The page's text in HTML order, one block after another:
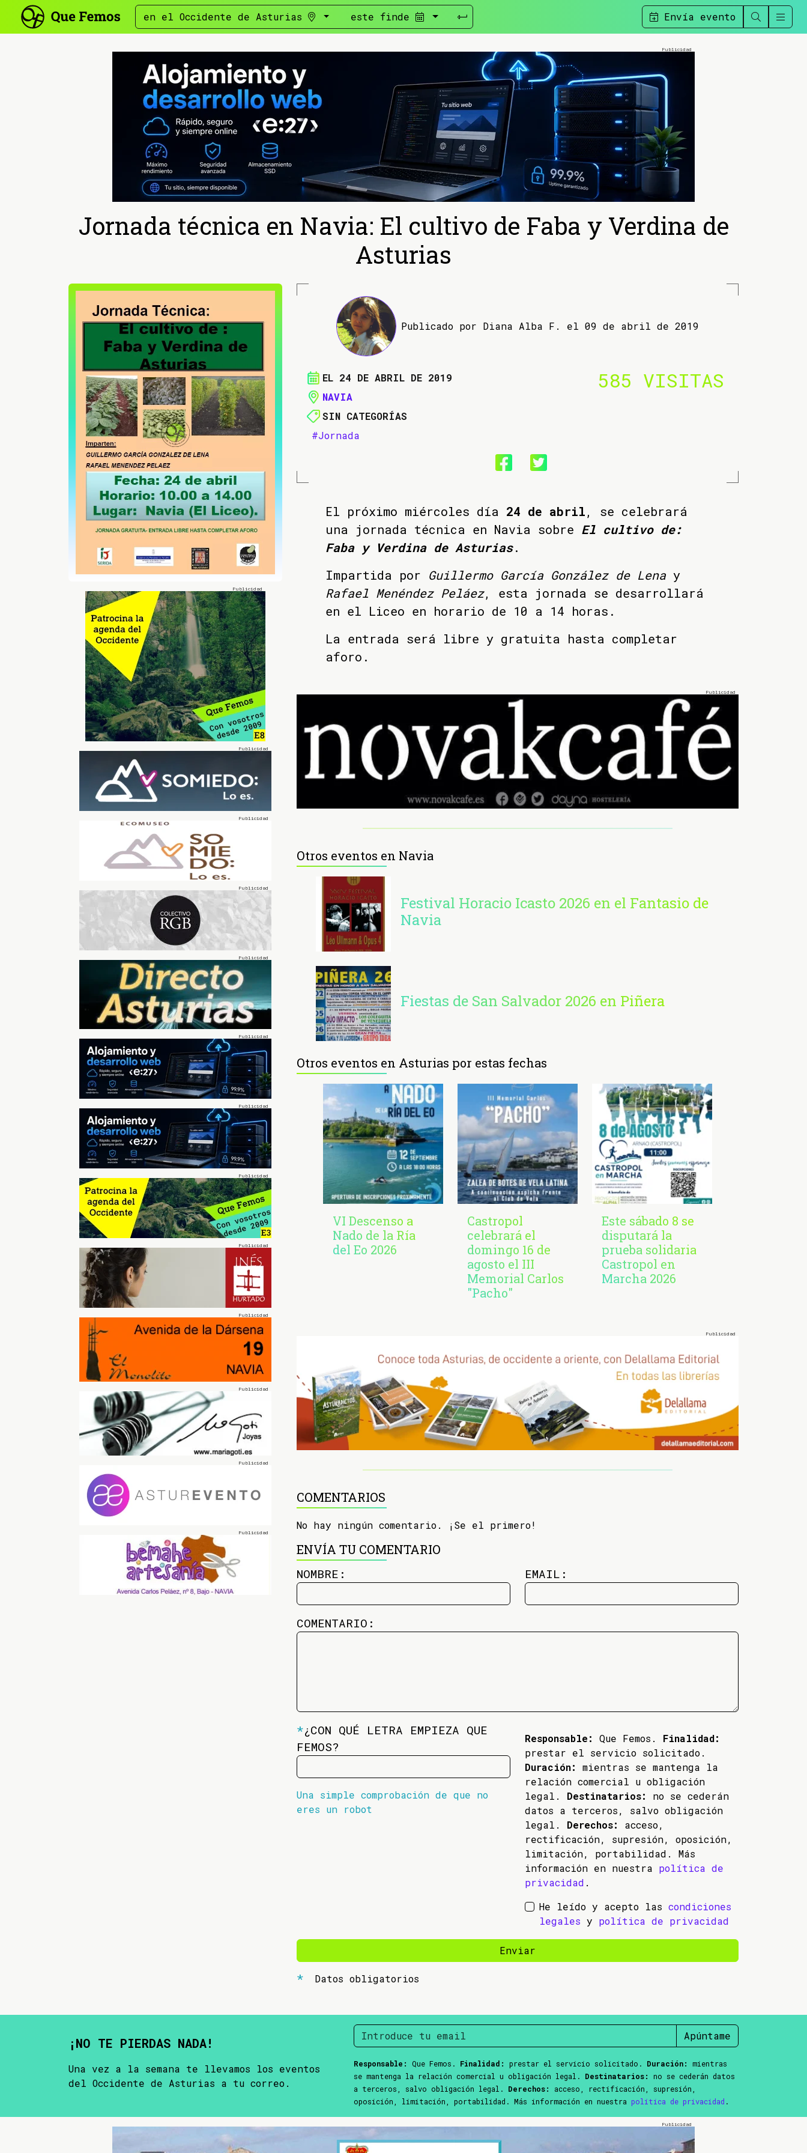
en el Occidente de Asturias este finde Envía evento
Jornada técnica en Navia: El cultivo de Faba y Verdina de
Asturias
Publicado por Diana Alba F. el 09 de abril de 2019
EL 24 DE ABRIL DE 2019
NAVIA
SIN CATEGORÍAS
#Jornada
585 VISITAS
El próximo miércoles día 24 de abril, se celebrará
una jornada técnica en Navia sobre El cultivo de:
Faba y Verdina de Asturias.
Impartida por Guillermo García González de Lena y
Rafael Menéndez Peláez, esta jornada se desarrollará
en el Liceo en horario de 10 a 14 horas.
La entrada será libre y gratuita hasta completar
aforo.
Otros eventos en Navia
Festival Horacio Icasto 2026 en el Fantasio de
Navia
Fiestas de San Salvador 2026 en Piñera
Otros eventos en Asturias por estas fechas
VI Descenso a
Nado de la Ría
del Eo 2026
Castropol
celebrará el
domingo 16 de
agosto el III
Memorial Carlos
"Pacho"
Este sábado 8 se
disputará la
prueba solidaria
Castropol en
Marcha 2026
COMENTARIOS
No hay ningún comentario. ¡Se el primero!
ENVÍA TU COMENTARIO
NOMBRE: EMAIL:
COMENTARIO:
*¿CON QUÉ LETRA EMPIEZA QUE
FEMOS?
Una simple comprobación de que no
eres un robot
Responsable: Que Femos. Finalidad:
prestar el servicio solicitado.
Duración:
mientras se mantenga la
relación comercial u obligación
legal. Destinatarios:
no se cederán
datos a terceros, salvo obligación
legal. Derechos:
acceso,
rectificación, supresión, oposición,
limitación, portabilidad. Más
información en nuestra política de
privacidad .
He leído y acepto las condiciones
legales y política de privacidad
Enviar
Datos obligatorios
¡NO TE PIERDAS NADA!
Una vez a la semana te llevamos los eventos
del Occidente de Asturias a tu correo.
Apúntame
Responsable: Que Femos. Finalidad: prestar el servicio solicitado. Duración:
mientras
se mantenga la relación comercial u obligación legal. Destinatarios:
no se cederán datos
a terceros, salvo obligación legal. Derechos:
acceso, rectificación, supresión,
oposición, limitación, portabilidad. Más información en nuestra política de privacidad .